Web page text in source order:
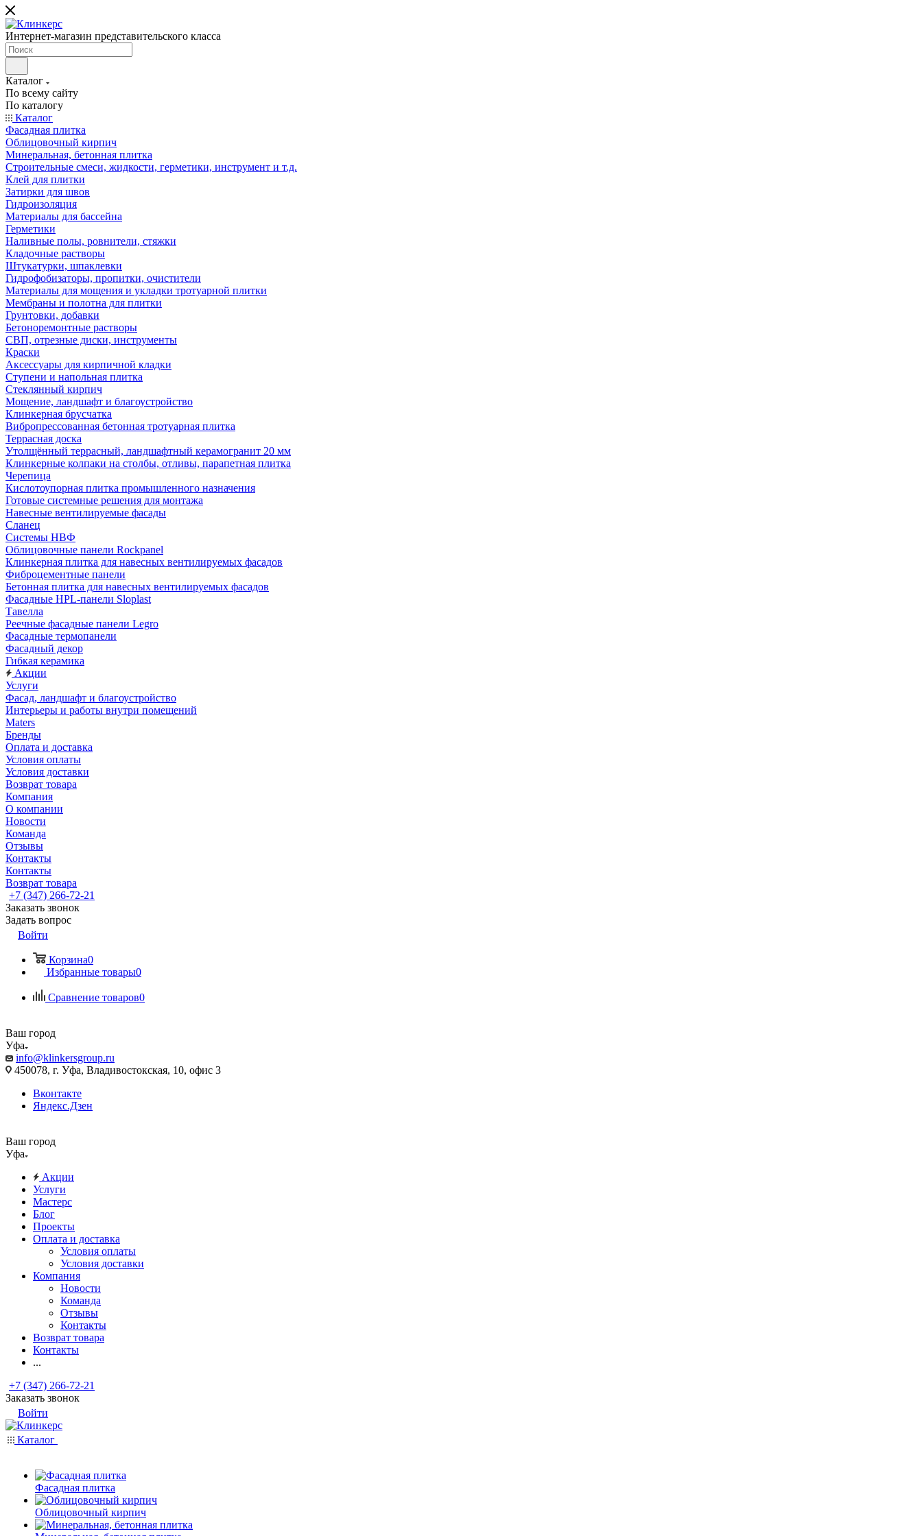
Интернет-магазин представительского класса
Каталог
По всему сайту
По каталогу
Каталог
Фасадная плитка
Облицовочный кирпич
Минеральная, бетонная плитка
Строительные смеси, жидкости, герметики, инструмент и т.д.
Клей для плитки
Затирки для швов
Гидроизоляция
Материалы для бассейна
Герметики
Наливные полы, ровнители, стяжки
Кладочные растворы
Штукатурки, шпаклевки
Гидрофобизаторы, пропитки, очистители
Материалы для мощения и укладки тротуарной плитки
Мембраны и полотна для плитки
Грунтовки, добавки
Бетоноремонтные растворы
СВП, отрезные диски, инструменты
Краски
Аксессуары для кирпичной кладки
Ступени и напольная плитка
Cтеклянный кирпич
Мощение, ландшафт и благоустройство
Клинкерная брусчатка
Вибропрессованная бетонная тротуарная плитка
Террасная доска
Утолщённый террасный, ландшафтный керамогранит 20 мм
Клинкерные колпаки на столбы, отливы, парапетная плитка
Черепица
Кислотоупорная плитка промышленного назначения
Готовые системные решения для монтажа
Навесные вентилируемые фасады
Сланец
Системы НВФ
Облицовочные панели Rockpanel
Клинкерная плитка для навесных вентилируемых фасадов
Фиброцементные панели
Бетонная плитка для навесных вентилируемых фасадов
Фасадные HPL-панели Sloplast
Тавелла
Реечные фасадные панели Legro
Фасадные термопанели
Фасадный декор
Гибкая керамика
Акции
Услуги
Фасад, ландшафт и благоустройство
Интерьеры и работы внутри помещений
Maters
Бренды
Оплата и доставка
Условия оплаты
Условия доставки
Возврат товара
Компания
О компании
Новости
Команда
Отзывы
Контакты
Контакты
Возврат товара
+7 (347) 266-72-21
Заказать звонок
Задать вопрос
Войти
Корзина0
Избранные товары0
Сравнение товаров0
Ваш город
Уфа
info@klinkersgroup.ru
450078, г. Уфа, Владивостокская, 10, офис 3
Вконтакте
Яндекс.Дзен
Ваш город
Уфа
Акции
Услуги
Мастерс
Блог
Проекты
Оплата и доставка
Условия оплаты
Условия доставки
Компания
Новости
Команда
Отзывы
Контакты
Возврат товара
Контакты
...
+7 (347) 266-72-21
Заказать звонок
Войти
Каталог
Фасадная плитка
Облицовочный кирпич